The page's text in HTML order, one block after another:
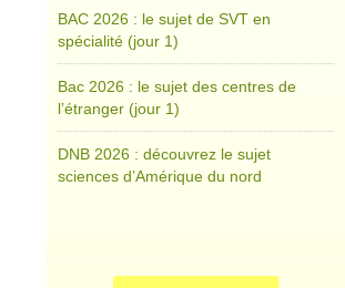
BAC 2026 : le sujet de SVT en
spécialité (jour 1)
Bac 2026 : le sujet des centres de
l’étranger (jour 1)
DNB 2026 : découvrez le sujet
sciences d’Amérique du nord